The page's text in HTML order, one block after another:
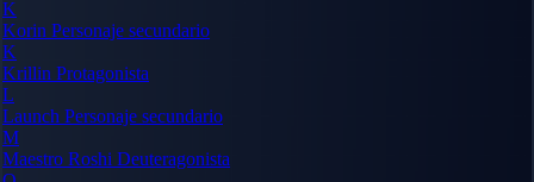
K
Korin Personaje secundario
K
Krillin Protagonista
L
Launch Personaje secundario
M
Maestro Roshi Deuteragonista